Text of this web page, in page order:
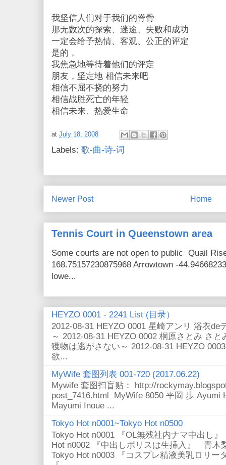
我坚信人们对于我们的脊骨
那无数次的探索、迷途、失败和成功
一定会给予热情、客观、公正的评定
是的，
我焦急地等待着他们的评定
朋友，坚定地 相信未来吧
相信不屈不挠的努力
相信战胜死亡的年轻
相信未来、热爱生命
at July 18, 2008
Labels: 歌-曲-诗-词
Newer Post Home
Tennis Court in Queenstown area
Some courts are not open to public Quail
168.75157230875968 Arrowtown -
lowe...
HEYZO 0001 - 2241 List (目录）
2012-08-31 HEYZO 0001 星崎アンリ 浴衣de
～ 2012-08-31 HEYZO 0002 桐原さとみ さ
獲物は逃がさない～ 2012-08-31 HEYZO
欲...
MyWife 套图列表 001-720 (2017.06.22)
Mywife 套图扫盲贴： http://
post_7416.html MyWife 8050 平岡 歩 Ayumi
Mayumi Inoue ...
Tokyo Hot n0001~Tokyo Hot n0500
Tokyo Hot n0001 『OL無残社内ナマ中出し
Hot n0002 『中出しポリスは生挿入』 青木
Tokyo Hot n0003 『コスプレ精液美乳ロリ